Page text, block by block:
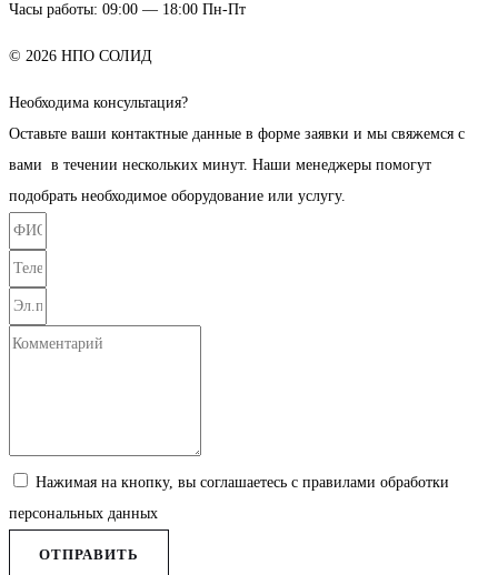
Часы работы: 09:00 — 18:00 Пн-Пт
© 2026 НПО СОЛИД
Необходима консультация?
Оставьте ваши контактные данные в форме заявки и мы свяжемся с
вами в течении нескольких минут. Наши менеджеры помогут
подобрать необходимое оборудование или услугу.
Нажимая на кнопку, вы соглашаетесь с правилами обработки
персональных данных
ОТПРАВИТЬ